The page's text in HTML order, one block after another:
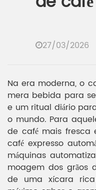
27/03/2026
Na era moderna, o
mera bebida para
e um ritual diário
o mundo. Para
de café mais fresca
café expresso
máquinas
moagem dos grãos
de uma xícara